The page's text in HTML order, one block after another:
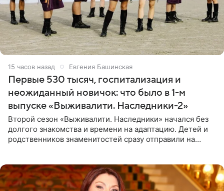
15 часов назад Евгения Башинская
Первые 530 тысяч, госпитализация и
неожиданный новичок: что было в 1-м
выпуске «Выживалити. Наследники-2»
Второй сезон «Выживалити. Наследники» начался без
долгого знакомства и времени на адаптацию. Детей и
родственников знаменитостей сразу отправили на